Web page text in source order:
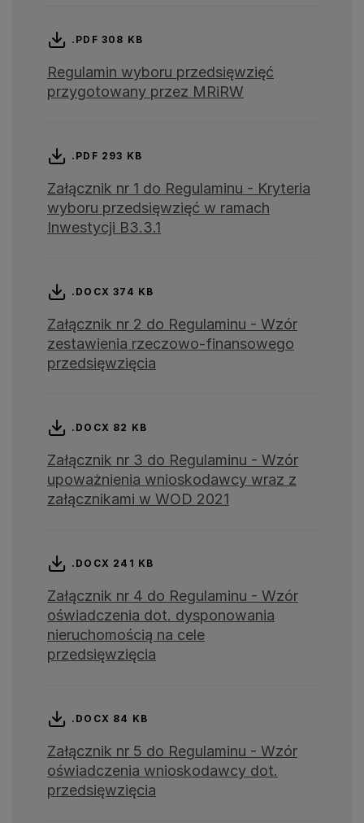
.PDF 308 KB
Regulamin wyboru przedsięwzięć
przygotowany przez MRiRW
.PDF 293 KB
Załącznik nr 1 do Regulaminu - Kryteria
wyboru przedsięwzięć w ramach
Inwestycji B3.3.1
.DOCX 374 KB
Załącznik nr 2 do Regulaminu - Wzór
zestawienia rzeczowo-finansowego
przedsięwzięcia
.DOCX 82 KB
Załącznik nr 3 do Regulaminu - Wzór
upoważnienia wnioskodawcy wraz z
załącznikami w WOD 2021
.DOCX 241 KB
Załącznik nr 4 do Regulaminu - Wzór
oświadczenia dot. dysponowania
nieruchomością na cele
przedsięwzięcia
.DOCX 84 KB
Załącznik nr 5 do Regulaminu - Wzór
oświadczenia wnioskodawcy dot.
przedsięwzięcia